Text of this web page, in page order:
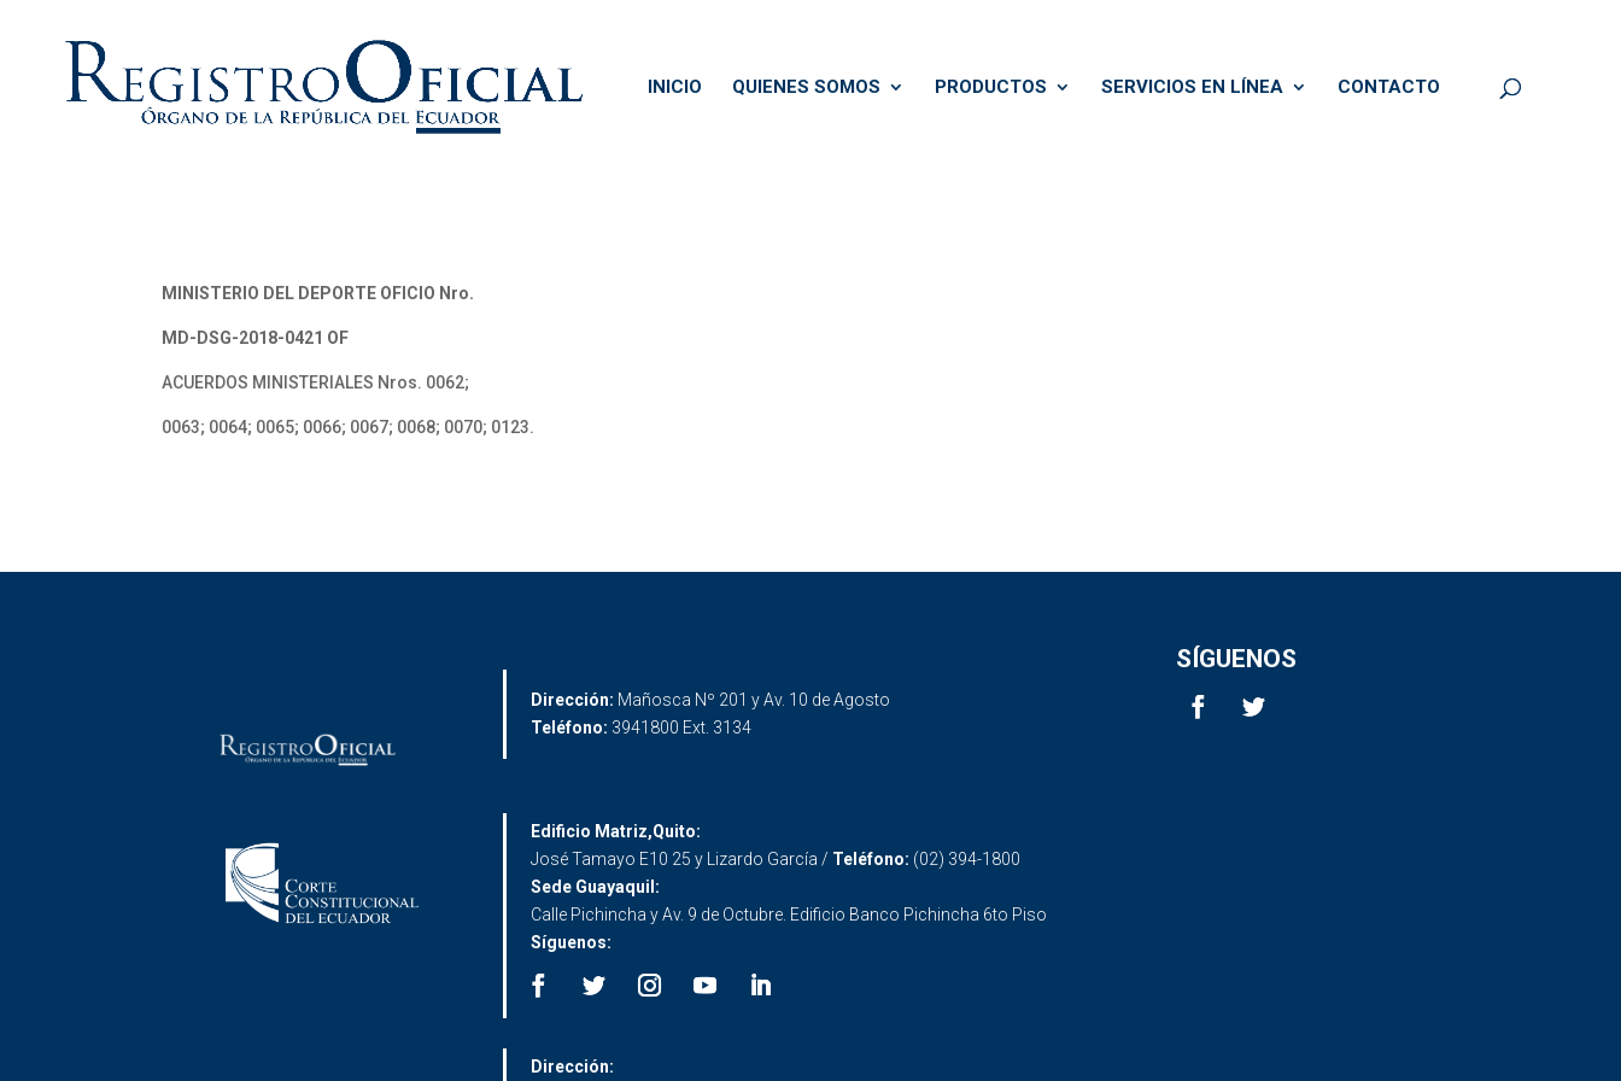
INICIO QUIENES SOMOS PRODUCTOS SERVICIOS EN LÍNEA CONTACTO
MINISTERIO DEL DEPORTE OFICIO Nro.
MD-DSG-2018-0421 OF
ACUERDOS MINISTERIALES Nros. 0062;
0063; 0064; 0065; 0066; 0067; 0068; 0070; 0123.
Dirección: Mañosca Nº 201 y Av. 10 de Agosto
Teléfono: 3941800 Ext. 3134
SÍGUENOS
Edificio Matriz,Quito:
José Tamayo E10 25 y Lizardo García / Teléfono: (02) 394-1800
Sede Guayaquil:
Calle Pichincha y Av. 9 de Octubre. Edificio Banco Pichincha 6to Piso
Síguenos:
Dirección: